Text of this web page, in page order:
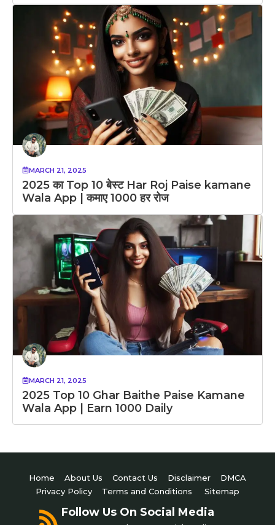
MARCH 21, 2025
2025 का Top 10 बेस्ट Har Roj Paise kamane
Wala App | कमाए 1000 हर रोज
MARCH 21, 2025
2025 Top 10 Ghar Baithe Paise Kamane
Wala App | Earn 1000 Daily
Home About Us Contact Us Disclaimer
DMCA
Privacy Policy
Terms and Conditions Sitemap
Follow Us On Social Media